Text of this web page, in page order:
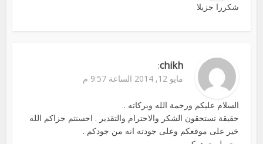
شكررا جزيلا
chikh
:
مايو 12, 2014 الساعة 9:57 م
السلام عليكم ورحمة الله وبركاته .
حقيقة تستحقون الشكر والاحترام والتقدير . احسنتم جزاكم الله
خير على موقعكم وعلى جودته انه من جودكم .